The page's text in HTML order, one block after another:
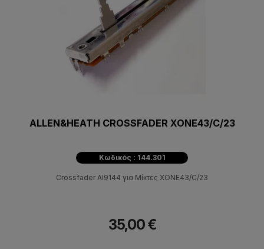
ALLEN&HEATH CROSSFADER XONE43/C/23
Κωδικός : 144.301
Crossfader AI9144 για Μίκτες XONE43/C/23
35,00 €